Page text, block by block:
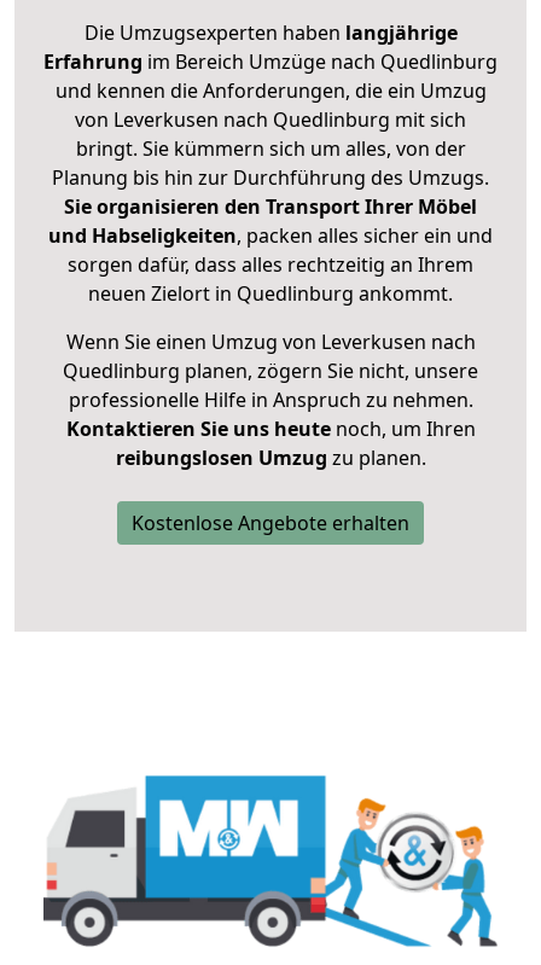
Die Umzugsexperten haben langjährige
Erfahrung im Bereich Umzüge nach Quedlinburg
und kennen die Anforderungen, die ein Umzug
von Leverkusen nach Quedlinburg mit sich
bringt. Sie kümmern sich um alles, von der
Planung bis hin zur Durchführung des Umzugs.
Sie organisieren den Transport Ihrer Möbel
und Habseligkeiten, packen alles sicher ein und
sorgen dafür, dass alles rechtzeitig an Ihrem
neuen Zielort in Quedlinburg ankommt.
Wenn Sie einen Umzug von Leverkusen nach
Quedlinburg planen, zögern Sie nicht, unsere
professionelle Hilfe in Anspruch zu nehmen.
Kontaktieren Sie uns heutenoch, um Ihren
reibungslosen Umzug zu planen.
Kostenlose Angebote erhalten